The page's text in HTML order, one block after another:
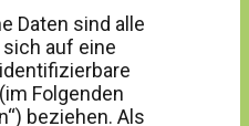
Daten sind alle
auf eine
Folgenden
beziehen. Als